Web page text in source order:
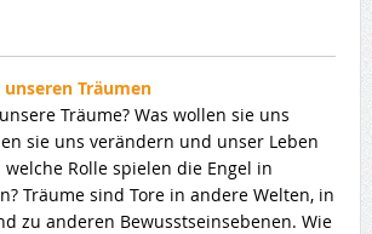
unseren Träumen
Träume? Was wollen sie uns
sie uns verändern und unser Leben
Rolle spielen die Engel in
Träume sind Tore in andere Welten, in
zu anderen Bewusstseinsebenen. Wie